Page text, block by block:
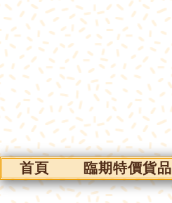
首頁 臨期特價貨品